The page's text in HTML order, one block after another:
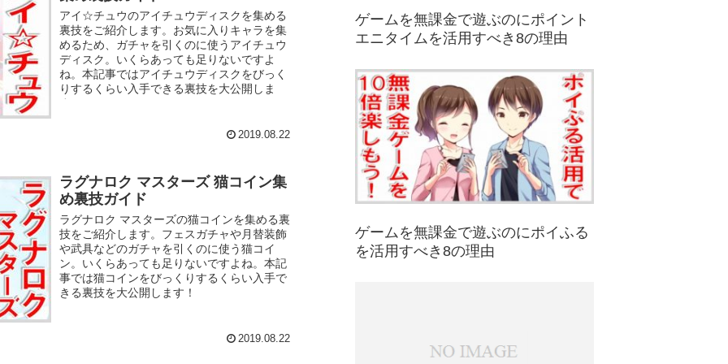
アイ☆チュウのアイチュウディスクを集める
裏技をご紹介します。お気に入りキャラを集
めるため、ガチャを引くのに使うアイチュウ
ディスク。いくらあっても足りないですよ
ね。本記事ではアイチュウディスクをびっく
りするくらい入手できる裏技を大公開しま
す！
2019.08.22
ラグナロク マスターズ 猫コイン集
め裏技ガイド
ラグナロク マスターズの猫コインを集める裏
技をご紹介します。フェスガチャや月替装飾
や武具などのガチャを引くのに使う猫コイ
ン。いくらあっても足りないですよね。本記
事では猫コインをびっくりするくらい入手で
きる裏技を大公開します！
2019.08.22
ゲームを無課金で遊ぶのにポイント
エニタイムを活用すべき8の理由
ゲームを無課金で遊ぶのにポイふる
を活用すべき8の理由